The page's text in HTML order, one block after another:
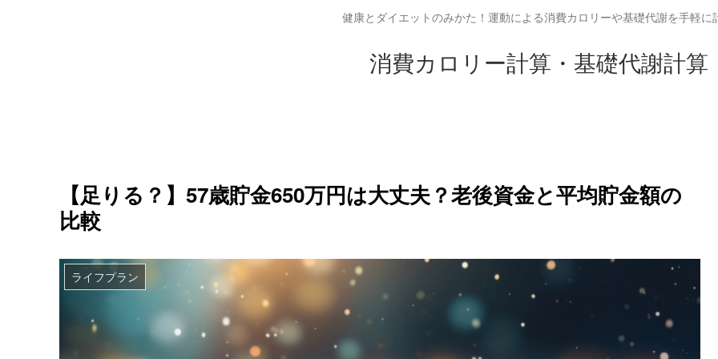
健康とダイエットのみかた！運動による消費カロリーや基礎代謝を手軽に
消費カロリー計算・基礎代謝計算
【足りる？】57歳貯金650万円は大丈夫？老後資金と平均貯金額の
比較
ライフプラン